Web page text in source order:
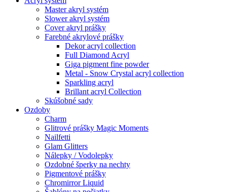
Master akryl systém
Slower akryl systém
Cover akryl prášky
Farebné akrylové prášky
Dekor acryl collection
Full Diamond Acryl
Giga pigment fine powder
Metal - Snow Crystal acryl collection
Sparkling acryl
Brillant acryl Collection
Skúšobné sady
Ozdoby
Charm
Glitrové prášky Magic Moments
Nailfetti
Glam Glitters
Nálepky / Vodolepky
Ozdobné šperky na nechty
Pigmentové prášky
Chromirror Liquid